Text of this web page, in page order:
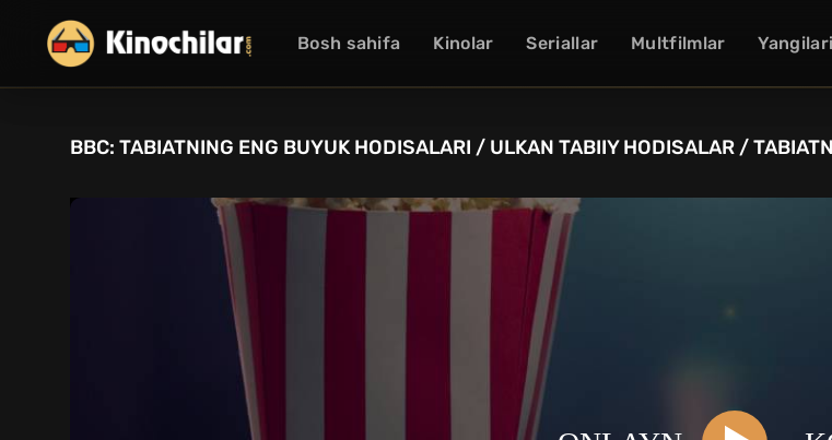
Bosh sahifa Kinolar Seriallar Multfilmlar Yangilari
BBC: TABIATNING ENG BUYUK HODISALARI / ULKAN TABIIY HODISALAR /